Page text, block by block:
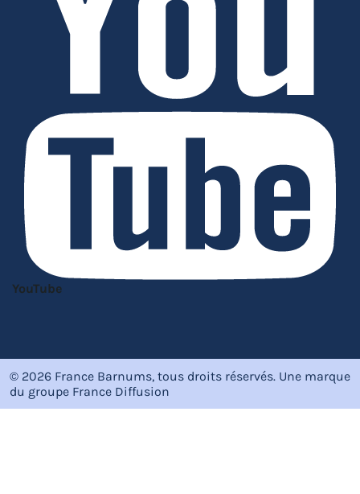
YouTube
© 2026 France Barnums, tous droits réservés. Une marque
du groupe France Diffusion